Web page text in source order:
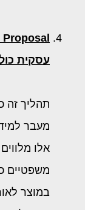
עסקית
תהליך זה
מעבר
אלו
במוצר